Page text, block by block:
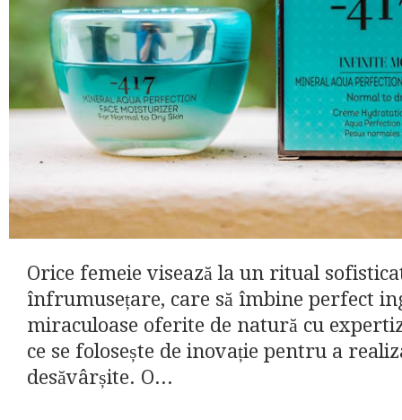
Orice femeie visează la un ritual
înfrumusețare, care să îmbine perfect
miraculoase oferite de natură cu
ce se folosește de inovație pentru a
desăvârșite. O...